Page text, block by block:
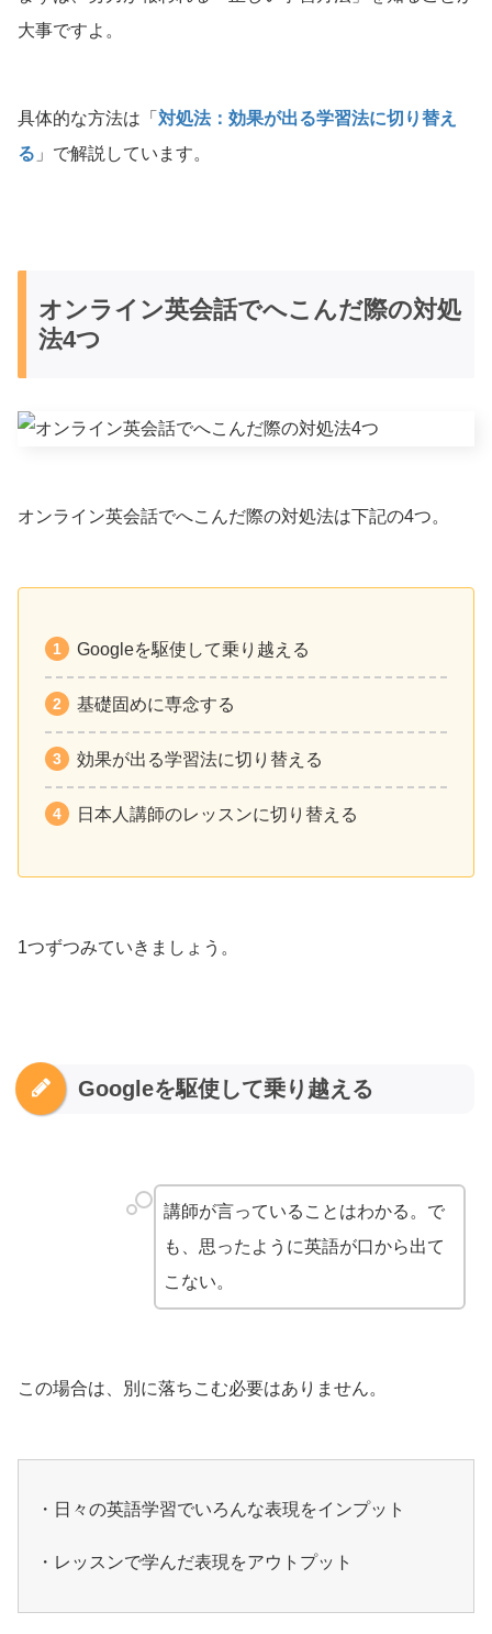
大事ですよ。
具体的な方法は「 対処法：効果が出る学習法に切り替え
る 」で解説しています。
オンライン英会話でへこんだ際の対処
法4つ
オンライン英会話でへこんだ際の対処法は下記の4つ。
Googleを駆使して乗り越える
基礎固めに専念する
効果が出る学習法に切り替える
日本人講師のレッスンに切り替える
1つずつみていきましょう。
Googleを駆使して乗り越える
講師が言っていることはわかる。で
も、思ったように英語が口から出て
こない。
この場合は、別に落ちこむ必要はありません。
・日々の英語学習でいろんな表現をインプット
・レッスンで学んだ表現をアウトプット